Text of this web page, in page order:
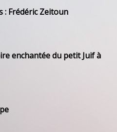
: Frédéric Zeitoun
enchantée du petit Juif à